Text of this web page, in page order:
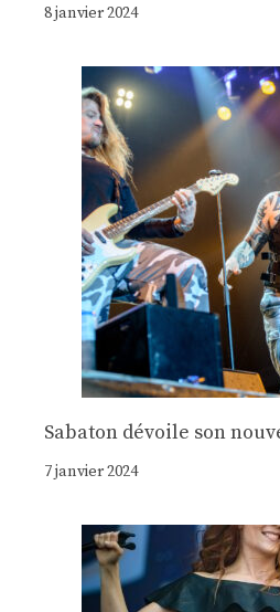
8 janvier 2024
Sabaton dévoile son
7 janvier 2024